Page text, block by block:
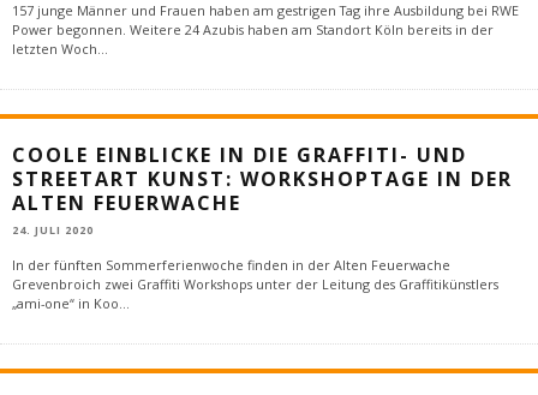
157 junge Männer und Frauen haben am gestrigen Tag ihre Ausbildung bei RWE
Power begonnen. Weitere 24 Azubis haben am Standort Köln bereits in der
letzten Woch...
COOLE EINBLICKE IN DIE GRAFFITI- UND
STREETART KUNST: WORKSHOPTAGE IN DER
ALTEN FEUERWACHE
24. JULI 2020
In der fünften Sommerferienwoche finden in der Alten Feuerwache
Grevenbroich zwei Graffiti Workshops unter der Leitung des Graffitikünstlers
„ami-one“ in Koo...